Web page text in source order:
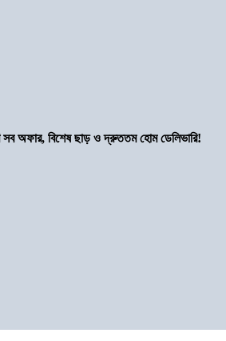
সব অফার, বিশেষ ছাড় ও দ্রুততম হোম ডেলিভারি!